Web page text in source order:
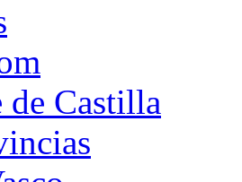
Castilla